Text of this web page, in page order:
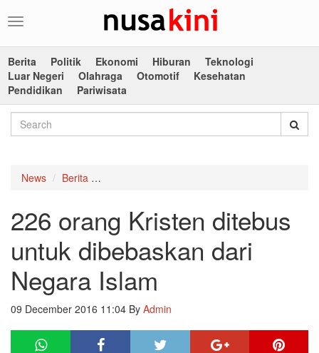
Toggle
Berita
Politik Ekonomi Hiburan
Teknologi
Luar Negeri
Olahraga Otomotif
Kesehatan
Pendidikan
Pariwisata
News Berita
226 orang Kristen ditebus
untuk dibebaskan dari
Negara Islam
09 December 2016 11:04 By Admin